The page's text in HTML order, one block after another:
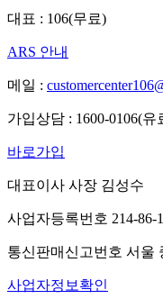
대표 : 106(무료)
ARS 안내
메일 :
가입상담 : 1600-0106(유
바로가입
대표이사 사장 김성수
사업자등록번호 214-86-
통신판매신고번호 서울
사업자정보확인